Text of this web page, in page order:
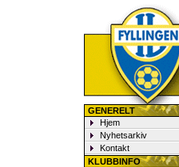
Fyllingen Fotball
GENERELT
Hjem
Nyhetsarkiv
Kontakt
KLUBBINFO